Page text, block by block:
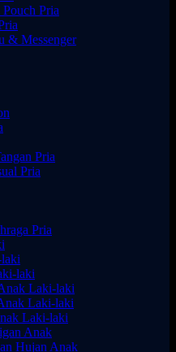
Pria
& Messenger
Pria
Pria
Pria
laki
Laki-laki
Laki-laki
Laki-laki
Anak
Hujan Anak